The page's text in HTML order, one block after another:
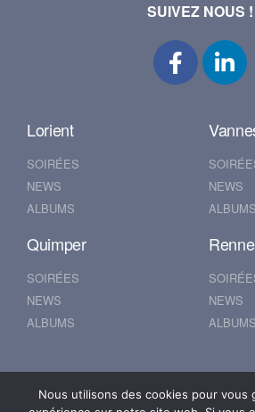
SUIVEZ NOUS !
Lorient
SOIRÉES
NEWS
ALBUMS
NEWS
ALBUMS
Quimper
SOIRÉES
NEWS
ALBUMS
NEWS
ALBUMS
Nantes
Nous utilisons des cookies pour vous